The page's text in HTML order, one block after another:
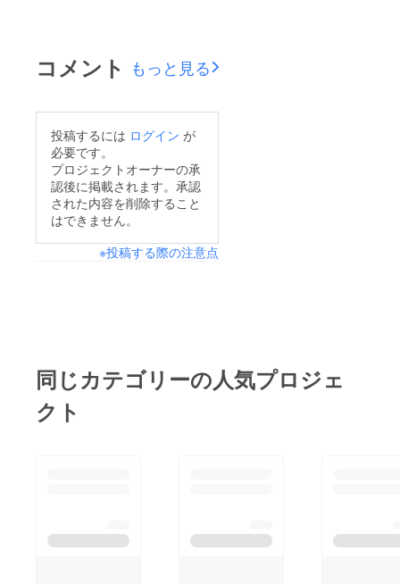
コメント もっと見る
投稿するには ログイン が
必要です。
プロジェクトオーナーの承
認後に掲載されます。承認
された内容を削除すること
はできません。
※投稿する際の注意点
同じカテゴリーの人気プロジェ
クト